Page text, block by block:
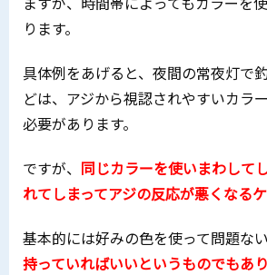
ります。
具体例をあげると、夜間の常夜灯で
どは、アジから視認されやすいカラ
必要があります。
ですが、 同じカラーを使いまわして
れてしまってアジの反応が悪くなるケ
基本的には好みの色を使って問題な
持っていればいいというものでもあ